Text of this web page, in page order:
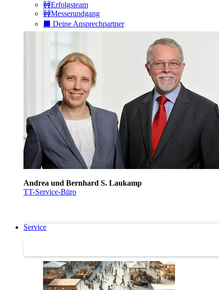
🚧Erfolgsteam
🚧Messerundgang
⬛️ Deine Ansprechpartner
Andrea und Bernhard S. Laukamp
TT-Service-Büro
Service